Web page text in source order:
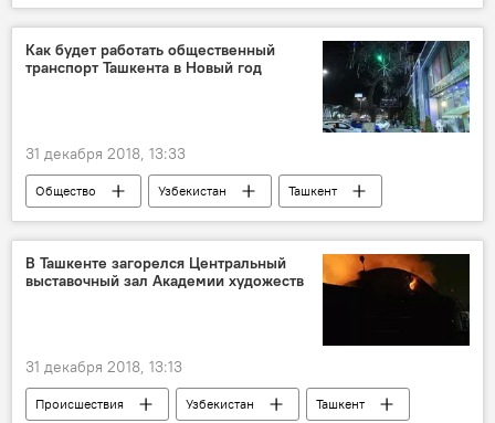
евро
Как будет работать общественный
транспорт Ташкента в Новый год
31 декабря 2018, 13:33
Общество Узбекистан
Ташкент
Новый год
автобусы
В Ташкенте загорелся Центральный
выставочный зал Академии художеств
31 декабря 2018, 13:13
Происшествия Узбекистан
Ташкент